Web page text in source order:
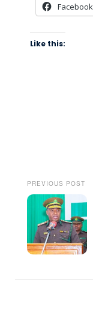
Facebook
Like this:
PREVIOUS POST